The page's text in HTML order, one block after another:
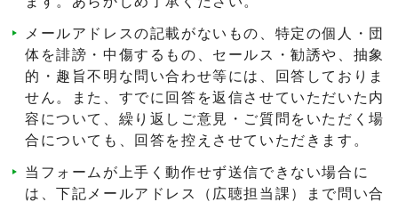
メールアドレスの記載がないもの、特定の個人・団
体を誹謗・中傷するもの、セールス・勧誘や、抽象
的・趣旨不明な問い合わせ等には、回答しておりま
せん。また、すでに回答を返信させていただいた内
容について、繰り返しご意見・ご質問をいただく場
合についても、回答を控えさせていただきます。
当フォームが上手く動作せず送信できない場合に
は、下記メールアドレス（広聴担当課）まで問い合